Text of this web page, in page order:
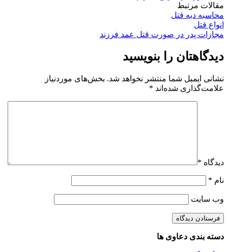
مقالات مرتبط
محاسبه دیه قتل
انواع قتل
مجازات پدر در صورت قتل عمد فرزند
دیدگاهتان را بنویسید
نشانی ایمیل شما منتشر نخواهد شد. بخش‌های موردنیاز
علامت‌گذاری شده‌اند *
دیدگاه *
نام *
وب‌ سایت
دسته بندی دعاوی ها